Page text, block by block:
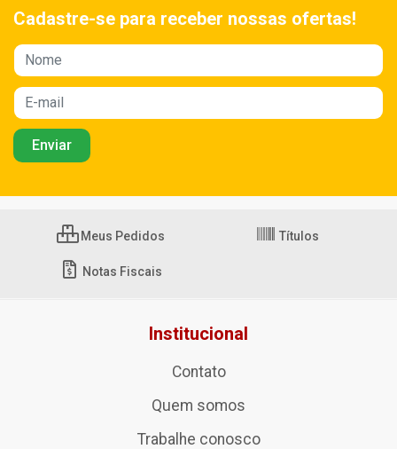
Cadastre-se para receber nossas ofertas!
Meus Pedidos Títulos
Notas Fiscais
Institucional
Contato
Quem somos
Trabalhe conosco